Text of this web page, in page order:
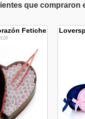
que compraron
Fetiche